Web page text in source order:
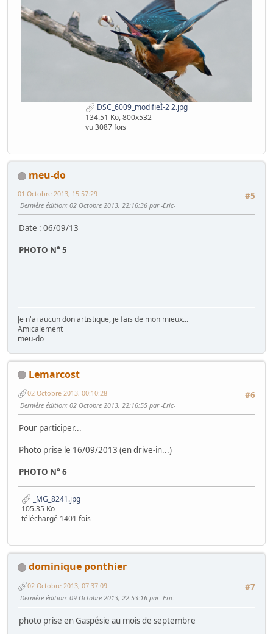
DSC_6009_modifieÌ-2 2.jpg
134.51 Ko, 800x532
vu 3087 fois
meu-do
#5
01 Octobre 2013, 15:57:29
Dernière édition: 02 Octobre 2013, 22:16:36 par -Eric-
Date : 06/09/13
PHOTO N° 5
Je n'ai aucun don artistique, je fais de mon mieux...
Amicalement
meu-do
Lemarcost
#6
02 Octobre 2013, 00:10:28
Dernière édition: 02 Octobre 2013, 22:16:55 par -Eric-
Pour participer...
Photo prise le 16/09/2013 (en drive-in...)
PHOTO N° 6
_MG_8241.jpg
105.35 Ko
téléchargé 1401 fois
dominique ponthier
#7
02 Octobre 2013, 07:37:09
Dernière édition: 09 Octobre 2013, 22:53:16 par -Eric-
photo prise en Gaspésie au mois de septembre